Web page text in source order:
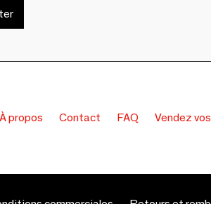
À propos Contact FAQ Vendez